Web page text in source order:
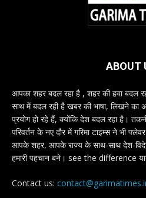
ABOUT
आपका शहर बदल रहा है , शहर की हवा बदल
साथ में बदल रही है खबर की भाषा, लिखने का
प्रयोग हो रहे हैं, क्योंकि देश बदल रहा है।
परिवर्तन के नए दौर में गरिमा टाइम्स ने भी
आपके शहर, आपके राज्य के साथ-साथ देश-
हमारी पहचान बने। see the difference
Contact us: